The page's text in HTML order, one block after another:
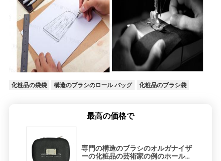
化粧品の袋袋 構造のブラシのロール バッグ 化粧品のブラシ袋
最高の価格で
専門の構造のブラシのオルガナイザ
ーの化粧品の芸術家の例のホールダ